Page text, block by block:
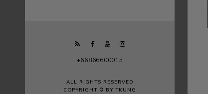
+66866600015
ALL RIGHTS RESERVED
COPYRIGHT © BY TKUNG